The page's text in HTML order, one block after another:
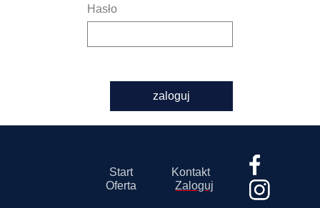
Hasło
zaloguj
Start
Kontakt
Oferta
Zaloguj